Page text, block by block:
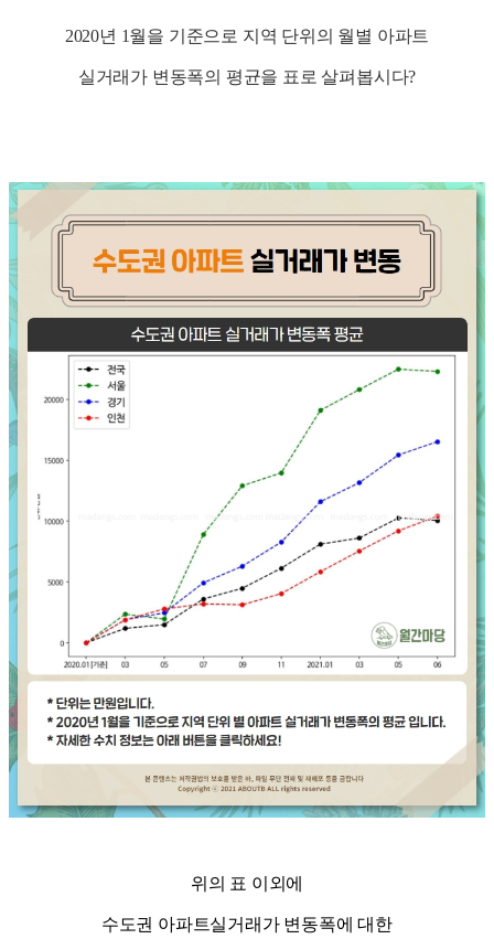
2020년 1월을 기준으로 지역 단위의 월별 아파트
실거래가 변동폭의 평균을 표로 살펴봅시다?
위의 표 이외에
수도권 아파트실거래가 변동폭에 대한